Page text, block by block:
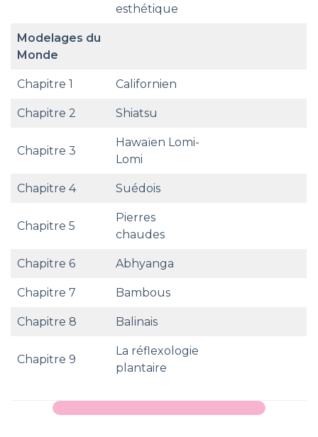
esthétique
Modelages du
Monde
Chapitre 1 Californien
Chapitre 2 Shiatsu
Chapitre 3
Hawaïen Lomi-
Lomi
Chapitre 4 Suédois
Chapitre 5
Pierres
chaudes
Chapitre 6 Abhyanga
Chapitre 7 Bambous
Chapitre 8 Balinais
Chapitre 9
La réflexologie
plantaire